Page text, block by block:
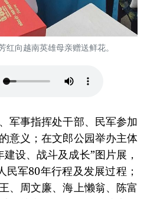
红向越南英雄母亲赠送鲜花。
军事指挥处干部、民军参加
意义；在文郎公园举办主体
设、战斗及成长”图片展，
民军80年行程及发展过程；
、周文廉、海上懒翁、陈富